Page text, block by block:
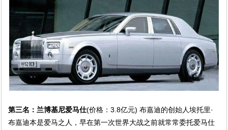
第三名：兰博基尼爱马仕(价格：3.8亿元) 布嘉迪的创始人埃托里·
布嘉迪本是爱马之人，早在第一次世界大战之前就常常委托爱马仕